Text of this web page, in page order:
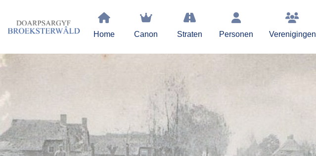
Home Canon Straten Personen Verenigingen